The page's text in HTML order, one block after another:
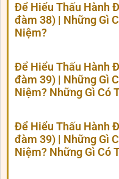
Để Hiểu Thấu Hành
đàm 38) | Những Gì
Niệm?
Để Hiểu Thấu Hành
đàm 39) | Những Gì
Niệm? Những Gì Có
Để Hiểu Thấu Hành
đàm 39) | Những Gì
Niệm? Những Gì Có